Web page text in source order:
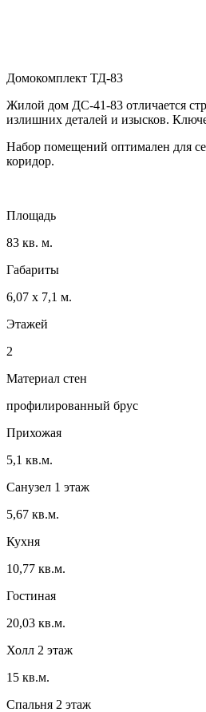
Домокомплект ТД-83
Жилой дом ДС-41-83 отличается
излишних деталей и изысков.
Набор помещений оптимален для
коридор.
Площадь
83 кв. м.
Габариты
6,07 х 7,1 м.
Этажей
2
Материал стен
профилированный брус
Прихожая
5,1 кв.м.
Санузел 1 этаж
5,67 кв.м.
Кухня
10,77 кв.м.
Гостиная
20,03 кв.м.
Холл 2 этаж
15 кв.м.
Спальня 2 этаж